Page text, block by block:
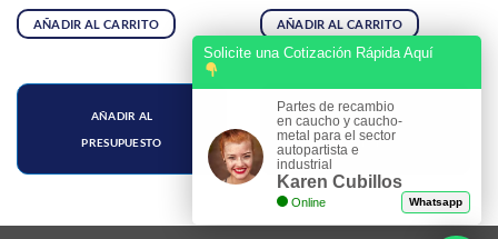
AÑADIR AL CARRITO
AÑADIR AL
PRESUPUESTO
AÑADIR AL CARRITO
AÑADIR AL
PRESUPUESTO
Solicite una Cotización Rápida Aquí
Partes de recambio
en caucho y caucho-
metal para el sector
autopartista e
industrial
Karen Cubillos
Online Whatsapp